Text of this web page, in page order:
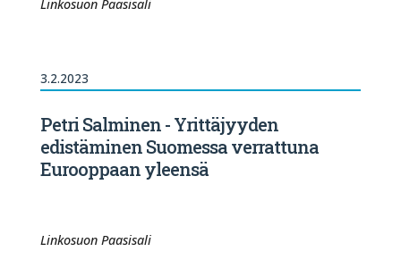
Linkosuon Paasisali
3.2.2023
Petri Salminen - Yrittäjyyden
edistäminen Suomessa verrattuna
Eurooppaan yleensä
Linkosuon Paasisali